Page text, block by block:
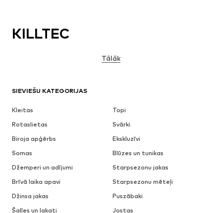
SIEVIEŠU KATEGORIJAS
Kleitas
Topi
Rotaslietas
Svārki
Biroja apģērbs
Ekskluzīvi
Somas
Blūzes un tunikas
Džemperi un adījumi
Starpsezonu jakas
Brīvā laika apavi
Starpsezonu mēteļi
Džinsa jakas
Puszābaki
Šalles un lakati
Jostas
KILLTEC
Tālāk